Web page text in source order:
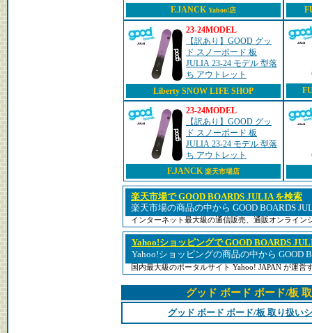
F.JANCKYahoo!店
23-24MODEL
【訳あり】GOOD グッ
ド スノーボード 板
JULIA 23-24 モデル 型落
ち アウトレット
Liberty SNOW LIFE SHOP
23-24MODEL
【訳あり】GOOD グッ
ド スノーボード 板
JULIA 23-24 モデル 型落
ち アウトレット
F.JANCK楽天市場店
楽天市場で GOOD BOARDS JULIA を検索
楽天市場の商品の中から GOOD BOARDS
インターネット最大級の通信販売、通販オンライン
Yahoo!ショッピングで GOOD BOARDS
Yahoo!ショッピングの商品の中から GOOD
国内最大級のポータルサイト Yahoo! JAPAN が運営
グッド ボード ボード/板
グッド ボード ボード/板 取り扱い